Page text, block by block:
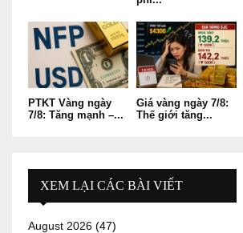
PTKT Vàng ngày
7/8: Tăng mạnh –...
Giá vàng ngày 7/8:
Thế giới tăng...
XEM LẠI CÁC BÀI VIẾT
August 2026 (47)